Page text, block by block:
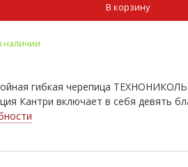
Огайо Онтарио
Клондайк
Америка Африка
Аликанте
Кастилья Севилья
В корзину
наличии
гибкая черепица ТЕХНОНИКОЛЬ
Кантри включает в себя девять